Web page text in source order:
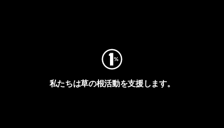
私たちは草の根活動を支援します。